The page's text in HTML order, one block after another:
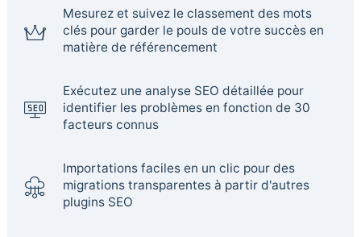
Mesurez et suivez le classement des mots
clés pour garder le pouls de votre succès en
matière de référencement
Exécutez une analyse SEO détaillée pour
identifier les problèmes en fonction de 30
facteurs connus
Importations faciles en un clic pour des
migrations transparentes à partir d'autres
plugins SEO